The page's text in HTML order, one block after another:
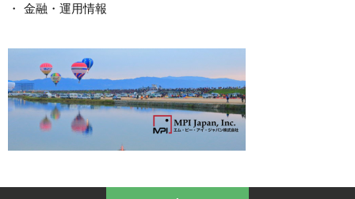
金融・運用情報